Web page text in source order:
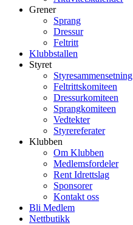
Grener
Sprang
Dressur
Feltritt
Klubbstallen
Styret
Styresammensetning
Feltrittskomiteen
Dressurkomiteen
Sprangkomiteen
Vedtekter
Styrereferater
Klubben
Om Klubben
Medlemsfordeler
Rent Idrettslag
Sponsorer
Kontakt oss
Bli Medlem
Nettbutikk